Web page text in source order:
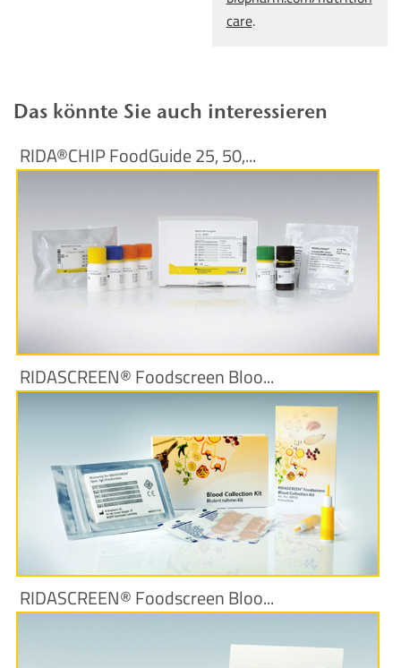
care.
Das könnte Sie auch interessieren
RIDA®CHIP FoodGuide 25, 50,...
Produktinformationen
RIDASCREEN® Foodscreen Bloo...
Produktinformationen
RIDASCREEN® Foodscreen Bloo...